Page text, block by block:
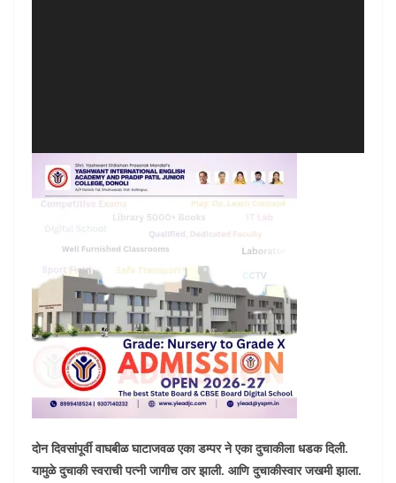
दोन दिवसांपूर्वी वाघबीळ घाटाजवळ एका डम्पर ने एका दुचाकीला धडक दिली.
यामुळे दुचाकी स्वराची पत्नी जागीच ठार झाली. आणि दुचाकीस्वार जखमी झाला.